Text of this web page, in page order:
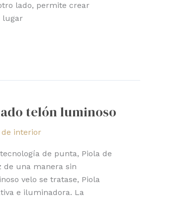
lado, permite crear
lugar
telón luminoso
interior
de punta, Piola de
una manera sin
velo se tratase, Piola
e iluminadora. La